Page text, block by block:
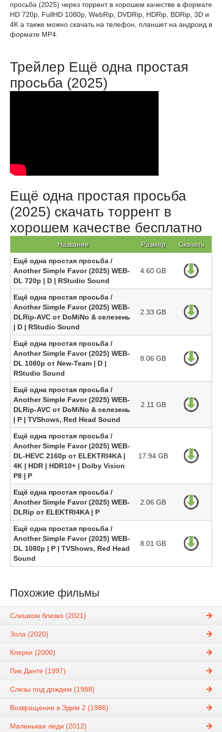
просьба (2025) через торрент в хорошем качестве в формате
HD 720p, FullHD 1080p, WebRip, DVDRip, HDRip, BDRip, 3D и
4K а также можно скачать на телефон, планшет на андроид в
формате MP4.
Трейлер Ещё одна простая
просьба (2025)
Ещё одна простая просьба
(2025) скачать торрент в
хорошем качестве бесплатно
Название Размер Скачать
Ещё одна простая просьба /
Another Simple Favor (2025) WEB-
DL 720p | D | RStudio Sound
4.60 GB
Ещё одна простая просьба /
Another Simple Favor (2025) WEB-
DLRip-AVC от DoMiNo & селезень
| D | RStudio Sound
2.33 GB
Ещё одна простая просьба /
Another Simple Favor (2025) WEB-
DL 1080p от New-Team | D |
RStudio Sound
8.06 GB
Ещё одна простая просьба /
Another Simple Favor (2025) WEB-
DLRip-AVC от DoMiNo & селезень
| P | TVShows, Red Head Sound
2.11 GB
Ещё одна простая просьба /
Another Simple Favor (2025) WEB-
DL-HEVC 2160p от ELEKTRI4KA |
4K | HDR | HDR10+ | Dolby Vision
P8 | P
17.94 GB
Ещё одна простая просьба /
Another Simple Favor (2025) WEB-
DLRip от ELEKTRI4KA | P
2.06 GB
Ещё одна простая просьба /
Another Simple Favor (2025) WEB-
DL 1080p | P | TVShows, Red Head
Sound
8.01 GB
Похожие фильмы
Слишком близко (2021)
Зола (2020)
Клерки (2000)
Пик Данте (1997)
Слезы под дождем (1988)
Возвращение в Эдем 2 (1986)
Маленькая леди (2012)